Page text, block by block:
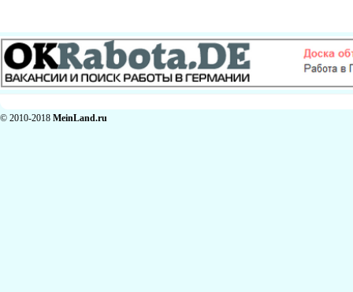
© 2010-2018 MeinLand.ru